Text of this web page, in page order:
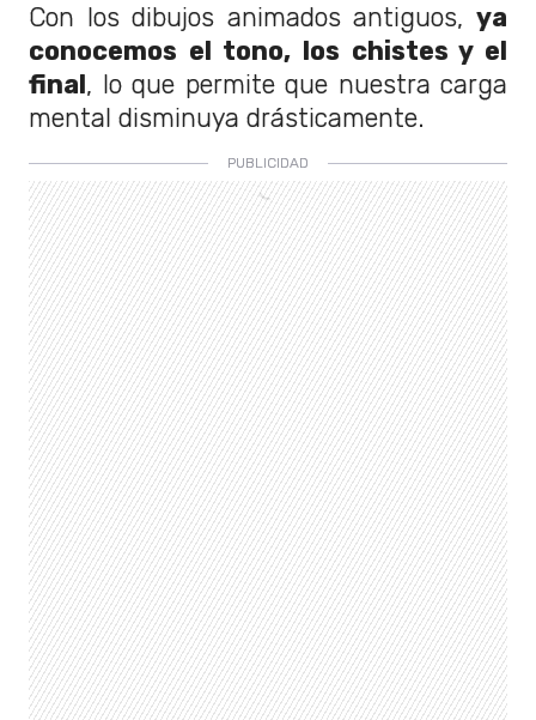
Con los dibujos animados antiguos, ya
conocemos el tono, los chistes y el
final, lo que permite que nuestra carga
mental disminuya drásticamente.